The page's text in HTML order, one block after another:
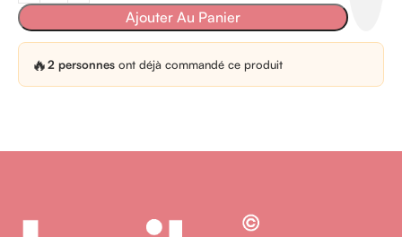
Ajouter Au Panier
🔥2 personnes ont déjà commandé ce produit